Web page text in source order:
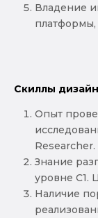
Владение
Скиллы
Опыт
Researcher.
Знание
уровне С1.
Наличие